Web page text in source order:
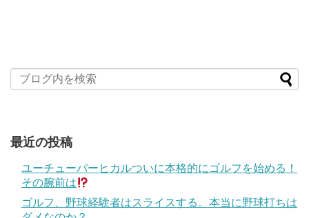
最近の投稿
ユーチューバーヒカルついに本格的にゴルフを始める！
その腕前は
ゴルフ、野球経験者はスライスする。本当に野球打ちは